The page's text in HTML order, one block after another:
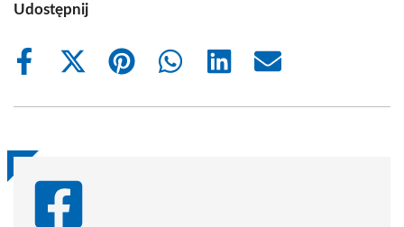
Udostępnij
Share
Share
(Twitter)
Share
Share
Share
Share